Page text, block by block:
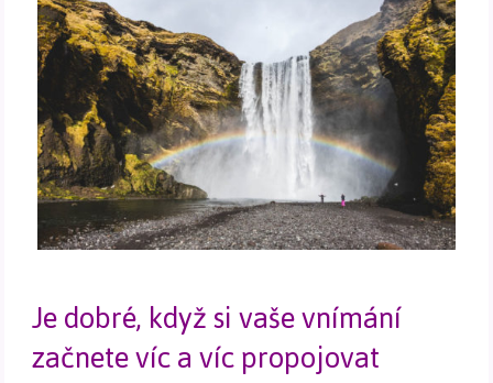
Je dobré, když si vaše vnímání
začnete víc a víc propojovat